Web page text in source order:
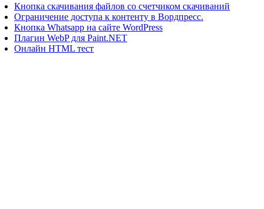
Кнопка скачивания файлов со счетчиком скачиваний
Ограничение доступа к контенту в Вордпресс.
Кнопка Whatsapp на сайте WordPress
Плагин WebP для Paint.NET
Онлайн HTML тест